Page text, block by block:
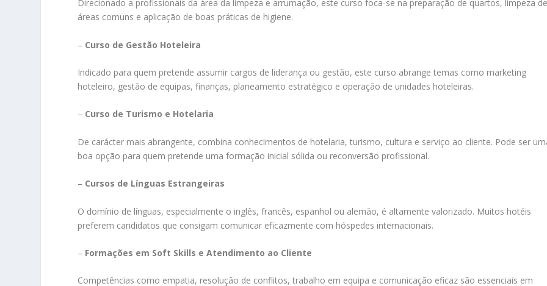
Direcionado a profissionais da área da limpeza e arrumação, este curso foca-se na preparação de quartos, limpeza
áreas comuns e aplicação de boas práticas de higiene.
– Curso de Gestão Hoteleira
Indicado para quem pretende assumir cargos de liderança ou gestão, este curso abrange temas como marketing
hoteleiro, gestão de equipas, finanças, planeamento estratégico e operação de unidades hoteleiras.
– Curso de Turismo e Hotelaria
De carácter mais abrangente, combina conhecimentos de hotelaria, turismo, cultura e serviço ao cliente. Pode ser
boa opção para quem pretende uma formação inicial sólida ou reconversão profissional.
– Cursos de Línguas Estrangeiras
O domínio de línguas, especialmente o inglês, francês, espanhol ou alemão, é altamente valorizado. Muitos hotéis
preferem candidatos que consigam comunicar eficazmente com hóspedes internacionais.
– Formações em Soft Skills e Atendimento ao Cliente
Competências como empatia, resolução de conflitos, trabalho em equipa e comunicação eficaz são essenciais em